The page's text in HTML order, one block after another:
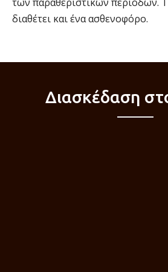
διαθέτει και ένα ασθενοφόρο.
Διασκέδαση